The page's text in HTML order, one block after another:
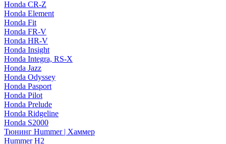
Honda CR-Z
Honda Element
Honda Fit
Honda FR-V
Honda HR-V
Honda Insight
Honda Integra, RS-X
Honda Jazz
Honda Odyssey
Honda Pasport
Honda Pilot
Honda Prelude
Honda Ridgeline
Honda S2000
Тюнинг Hummer | Хаммер
Hummer H2